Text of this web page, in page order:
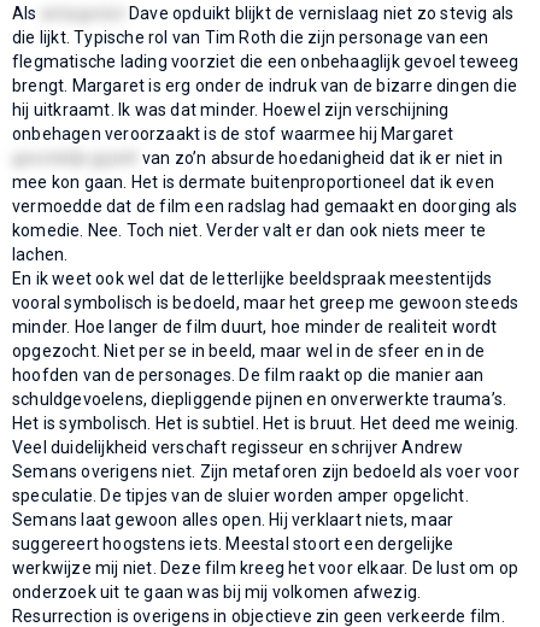
Als
Dave opduikt blijkt de vernislaag niet zo stevig als
die lijkt. Typische rol van Tim Roth die zijn personage van een
flegmatische lading voorziet die een onbehaaglijk gevoel teweeg
brengt. Margaret is erg onder de indruk van de bizarre dingen die
hij uitkraamt. Ik was dat minder. Hoewel zijn verschijning
onbehagen veroorzaakt is de stof waarmee hij Margaret
van zo’n absurde hoedanigheid dat ik er niet in
mee kon gaan. Het is dermate buitenproportioneel dat ik even
vermoedde dat de film een radslag had gemaakt en doorging als
komedie. Nee. Toch niet. Verder valt er dan ook niets meer te
lachen.
En ik weet ook wel dat de letterlijke beeldspraak meestentijds
vooral symbolisch is bedoeld, maar het greep me gewoon steeds
minder. Hoe langer de film duurt, hoe minder de realiteit wordt
opgezocht. Niet per se in beeld, maar wel in de sfeer en in de
hoofden van de personages. De film raakt op die manier aan
schuldgevoelens, diepliggende pijnen en onverwerkte trauma’s.
Het is symbolisch. Het is subtiel. Het is bruut. Het deed me weinig.
Veel duidelijkheid verschaft regisseur en schrijver Andrew
Semans overigens niet. Zijn metaforen zijn bedoeld als voer voor
speculatie. De tipjes van de sluier worden amper opgelicht.
Semans laat gewoon alles open. Hij verklaart niets, maar
suggereert hoogstens iets. Meestal stoort een dergelijke
werkwijze mij niet. Deze film kreeg het voor elkaar. De lust om op
onderzoek uit te gaan was bij mij volkomen afwezig.
Resurrection is overigens in objectieve zin geen verkeerde film.